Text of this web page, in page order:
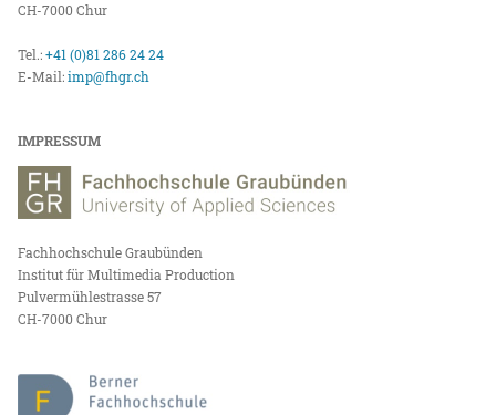
CH-7000 Chur
Tel.:+41 (0)81 286 24 24
E-Mail:imp@fhgr.ch
IMPRESSUM
Fachhochschule Graubünden
Institut für Multimedia Production
Pulvermühlestrasse 57
CH-7000 Chur